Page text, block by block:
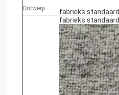
Ontwerp
fabrieks standaard
fabrieks standaard